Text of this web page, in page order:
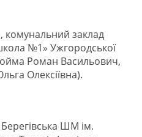
комунальний заклад
№1» Ужгородської
Роман Васильович,
Олексіївна).
ШМ ім.